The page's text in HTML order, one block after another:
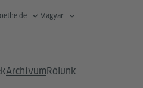
Magyar
ArchívumRólunk